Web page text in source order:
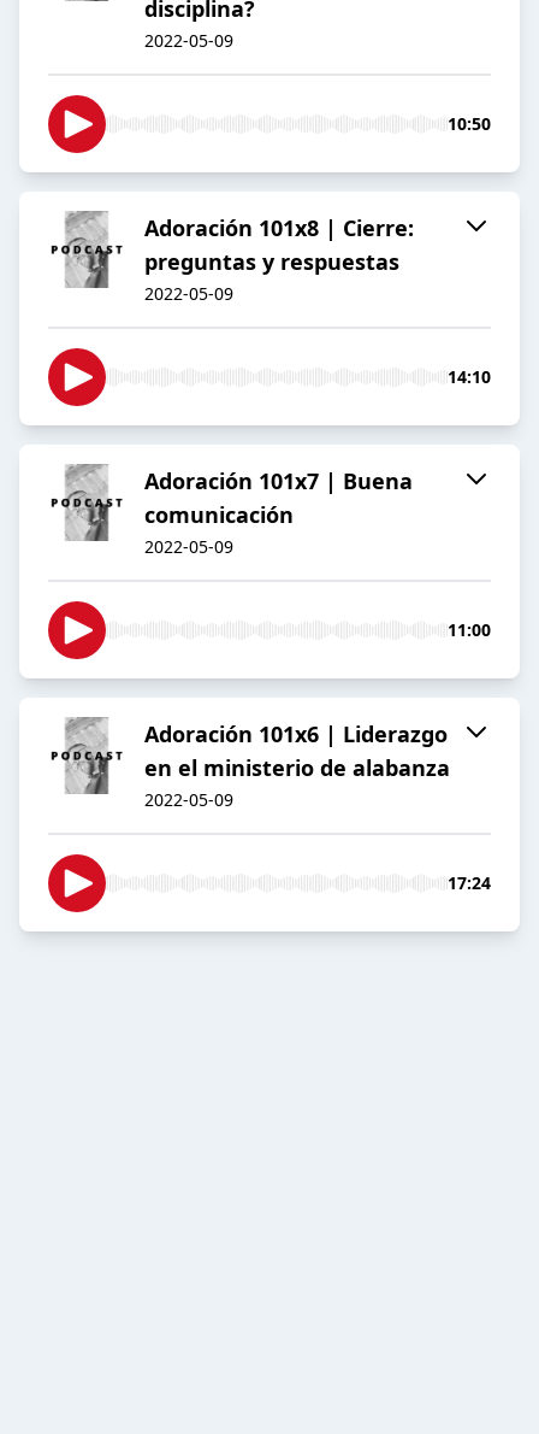
disciplina?
2022-05-09
10:50
Adoración 101x8 | Cierre:
preguntas y respuestas
2022-05-09
14:10
Adoración 101x7 | Buena
comunicación
2022-05-09
11:00
Adoración 101x6 | Liderazgo
en el ministerio de alabanza
2022-05-09
17:24